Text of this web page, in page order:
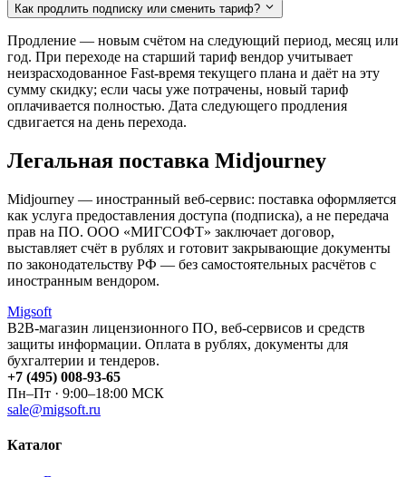
Как продлить подписку или сменить тариф?
Продление — новым счётом на следующий период, месяц или
год. При переходе на старший тариф вендор учитывает
неизрасходованное Fast-время текущего плана и даёт на эту
сумму скидку; если часы уже потрачены, новый тариф
оплачивается полностью. Дата следующего продления
сдвигается на день перехода.
Легальная поставка Midjourney
Midjourney — иностранный веб-сервис: поставка оформляется
как услуга предоставления доступа (подписка), а не передача
прав на ПО. ООО «МИГСОФТ» заключает договор,
выставляет счёт в рублях и готовит закрывающие документы
по законодательству РФ — без самостоятельных расчётов с
иностранным вендором.
Migsoft
B2B-магазин лицензионного ПО, веб-сервисов и средств
защиты информации. Оплата в рублях, документы для
бухгалтерии и тендеров.
+7 (495) 008-93-65
Пн–Пт · 9:00–18:00 МСК
sale@migsoft.ru
Каталог